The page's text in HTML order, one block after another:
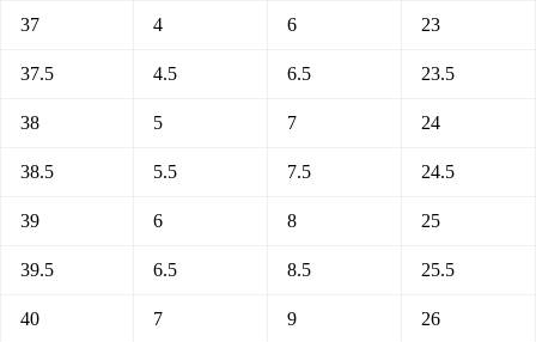
37 4 6 23
37.5 4.5 6.5 23.5
38 5 7 24
38.5 5.5 7.5 24.5
39 6 8 25
39.5 6.5 8.5 25.5
40 7 9 26